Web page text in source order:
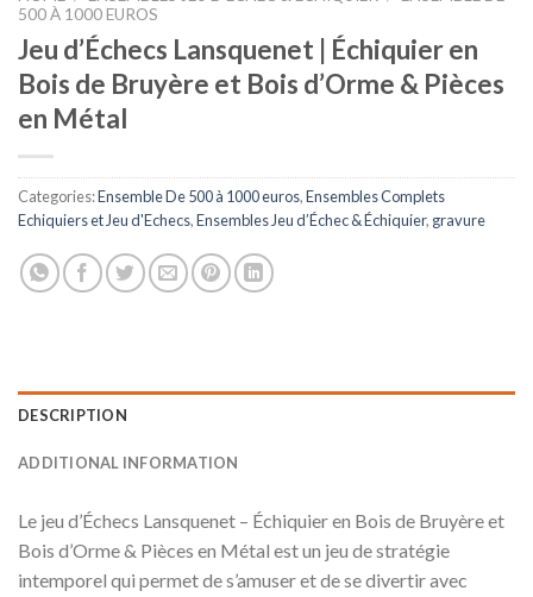
500 À 1000 EUROS
Jeu d’Échecs Lansquenet | Échiquier en
Bois de Bruyère et Bois d’Orme & Pièces
en Métal
Categories:Ensemble De 500 à 1000 euros,Ensembles Complets
Echiquiers et Jeu d'Echecs,Ensembles Jeu d’Échec & Échiquier, gravure
DESCRIPTION
ADDITIONAL INFORMATION
Le jeu d’Échecs Lansquenet – Échiquier en Bois de Bruyère et
Bois d’Orme & Pièces en Métal est un jeu de stratégie
intemporel qui permet de s’amuser et de se divertir avec